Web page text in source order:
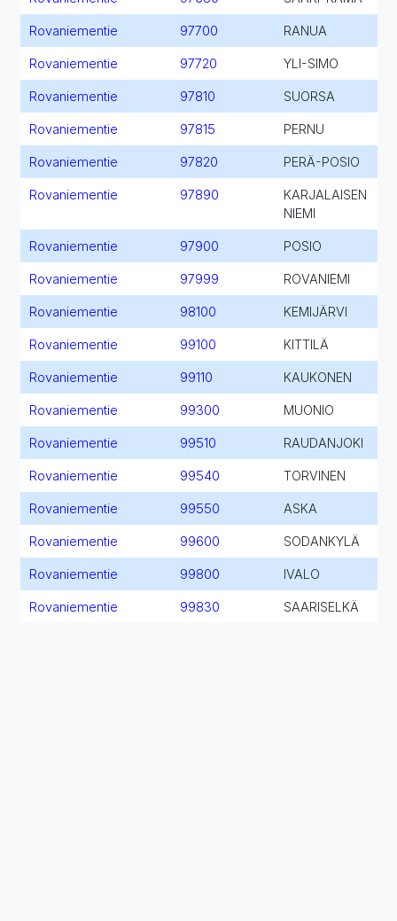
Rovaniementie 97700 RANUA
Rovaniementie 97720 YLI-SIMO
Rovaniementie 97810 SUORSA
Rovaniementie 97815 PERNU
Rovaniementie 97820 PERÄ-POSIO
Rovaniementie 97890
KARJALAISEN
NIEMI
Rovaniementie 97900 POSIO
Rovaniementie 97999 ROVANIEMI
Rovaniementie 98100 KEMIJÄRVI
Rovaniementie 99100 KITTILÄ
Rovaniementie 99110 KAUKONEN
Rovaniementie 99300 MUONIO
Rovaniementie 99510 RAUDANJOKI
Rovaniementie 99540 TORVINEN
Rovaniementie 99550 ASKA
Rovaniementie 99600 SODANKYLÄ
Rovaniementie 99800 IVALO
Rovaniementie 99830 SAARISELKÄ